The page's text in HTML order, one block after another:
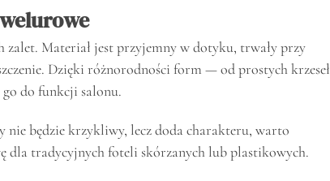
Materiał jest przyjemny w dotyku, trwały przy
Dzięki różnorodności form — od prostych krzeseł
do funkcji salonu.
nie będzie krzykliwy, lecz doda charakteru, warto
dla tradycyjnych foteli skórzanych lub plastikowych.